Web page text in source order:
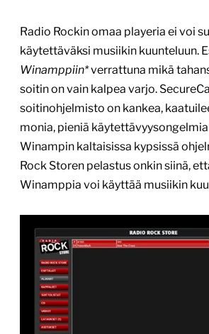
Radio Rockin omaa playeria ei voi
käytettäväksi musiikin kuunteluun.
Winamppiin*verrattuna mikä
soitin on vain kalpea varjo.
soitinohjelmisto on kankea,
monia, pieniä
Winampin kaltaisissa kypsissä
Rock Storen pelastus onkin siinä,
Winamppia voi käyttää musiikin